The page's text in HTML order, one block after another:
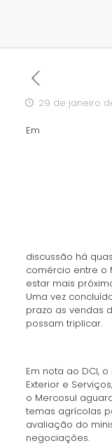
29 de janeiro
Em
discussão há
comércio entre o
estar mais
Uma vez
prazo as vendas
possam triplicar.
Em nota ao DCI,
Exterior e
o Mercosul
temas agrícolas
avaliação do
negociações.